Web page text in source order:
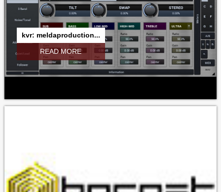
kvr: meldaproduction...
READ MORE